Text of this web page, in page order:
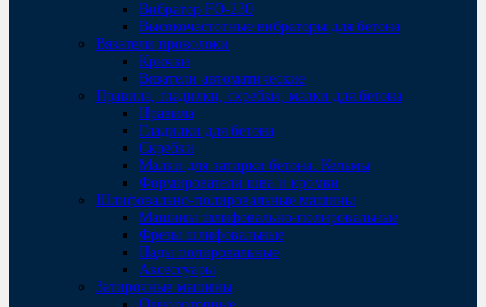
Bибратор FO-230
Высокочастотные вибраторы для бетона
Вязатели проволоки
Крючки
Вязатели автоматические
Правила, гладилки, скребки, малки для бетона
Правила
Гладилки для бетона
Скребки
Малки для затирки бетона. Кельмы
Формирователи шва и кромки
Шлифовально-полировальные машины
Машины шлифовально-полировальные
Фрезы шлифовальные
Пады полировальные
Аксессуары
Затирочные машины